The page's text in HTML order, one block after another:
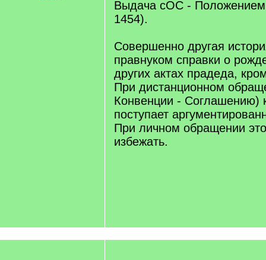
Выдача сОС - Положением
1454).
Совершенно другая
правнуком справки о
других актах прадеда,
При дистанционном
Конвенции - Соглашению)
поступает
При личном обращении
избежать.